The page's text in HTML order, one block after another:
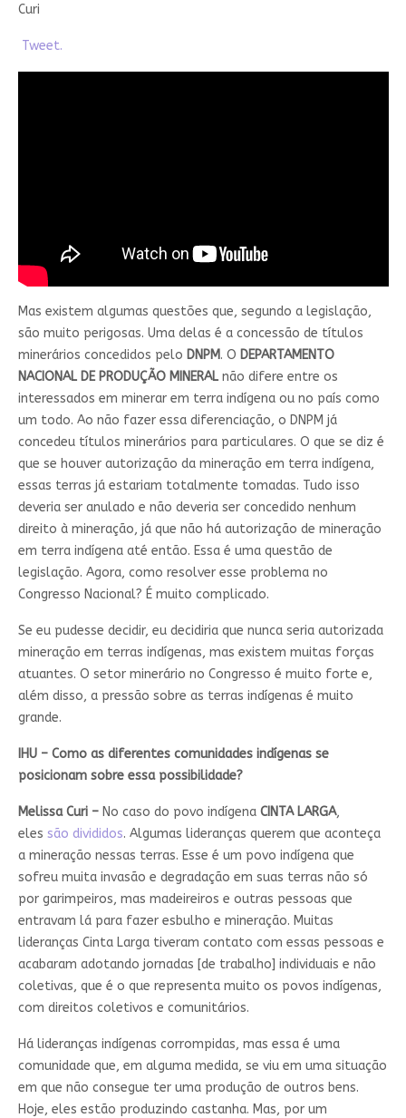
Curi
Tweet.
Mas existem algumas questões que, segundo a legislação,
são muito perigosas. Uma delas é a concessão de títulos
minerários concedidos pelo DNPM. O DEPARTAMENTO
NACIONAL DE PRODUÇÃO MINERALnão difere entre os
interessados em minerar em terra indígena ou no país como
um todo. Ao não fazer essa diferenciação, o DNPM já
concedeu títulos minerários para particulares. O que se diz é
que se houver autorização da mineração em terra indígena,
essas terras já estariam totalmente tomadas. Tudo isso
deveria ser anulado e não deveria ser concedido nenhum
direito à mineração, já que não há autorização de mineração
em terra indígena até então. Essa é uma questão de
legislação. Agora, como resolver esse problema no
Congresso Nacional? É muito complicado.
Se eu pudesse decidir, eu decidiria que nunca seria autorizada
mineração em terras indígenas, mas existem muitas forças
atuantes. O setor minerário no Congresso é muito forte e,
além disso, a pressão sobre as terras indígenas é muito
grande.
IHU – Como as diferentes comunidades indígenas se
posicionam sobre essa possibilidade?
Melissa Curi – No caso do povo indígena CINTA LARGA,
eles são divididos. Algumas lideranças querem que aconteça
a mineração nessas terras. Esse é um povo indígena que
sofreu muita invasão e degradação em suas terras não só
por garimpeiros, mas madeireiros e outras pessoas que
entravam lá para fazer esbulho e mineração. Muitas
lideranças Cinta Larga tiveram contato com essas pessoas e
acabaram adotando jornadas [de trabalho] individuais e não
coletivas, que é o que representa muito os povos indígenas,
com direitos coletivos e comunitários.
Há lideranças indígenas corrompidas, mas essa é uma
comunidade que, em alguma medida, se viu em uma situação
em que não consegue ter uma produção de outros bens.
Hoje, eles estão produzindo castanha. Mas, por um